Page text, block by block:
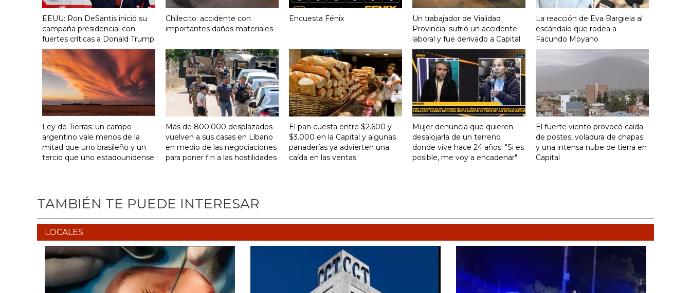
EEUU: Ron DeSantis inició su
campaña presidencial con
fuertes críticas a Donald Trump
Chilecito: accidente con
importantes daños materiales
Encuesta Fénix
Un trabajador de Vialidad
Provincial sufrió un accidente
laboral y fue derivado a Capital
La reacción de Eva Bargiela al
escándalo que rodea a
Facundo Moyano
Ley de Tierras: un campo
argentino vale menos de la
mitad que uno brasileño y un
tercio que uno estadounidense
Más de 800.000 desplazados
vuelven a sus casas en Líbano
en medio de las negociaciones
para poner fin a las hostilidades
El pan cuesta entre $2.600 y
$3.000 en la Capital y algunas
panaderías ya advierten una
caída en las ventas
Mujer denuncia que quieren
desalojarla de un terreno
donde vive hace 24 años: "Si es
posible, me voy a encadenar"
El fuerte viento provocó caída
de postes, voladura de chapas
y una intensa nube de tierra en
Capital
TAMBIÉN TE PUEDE INTERESAR
LOCALES